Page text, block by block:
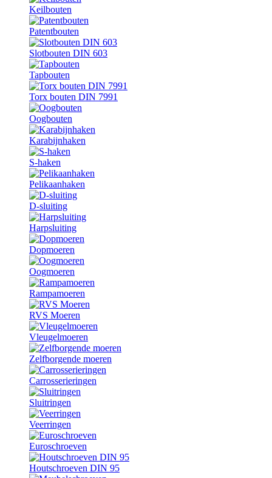
Keilbouten
Patentbouten
Slotbouten DIN 603
Tapbouten
Torx bouten DIN 7991
Oogbouten
Karabijnhaken
S-haken
Pelikaanhaken
D-sluiting
Harpsluiting
Dopmoeren
Oogmoeren
Rampamoeren
RVS Moeren
Vleugelmoeren
Zelfborgende moeren
Carrosserieringen
Sluitringen
Veerringen
Euroschroeven
Houtschroeven DIN 95